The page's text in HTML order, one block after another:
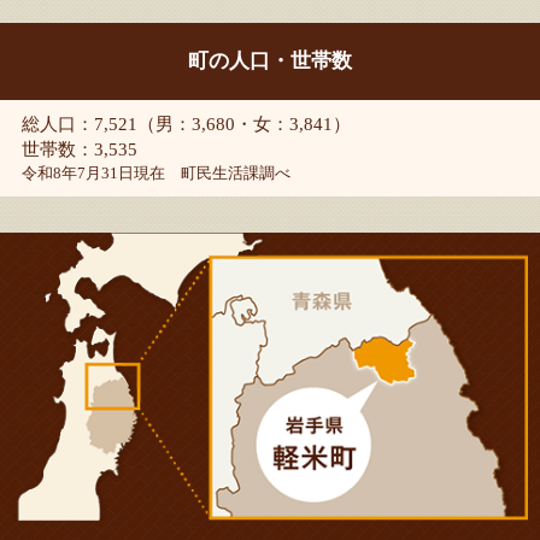
町の人口・世帯数
総人口：7,521（男：3,680・女：3,841）
世帯数：3,535
令和8年7月31日現在 町民生活課調べ